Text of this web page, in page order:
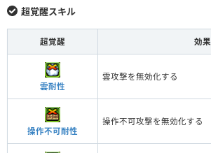
超覚醒スキル
超覚醒 効果
雲耐性
雲攻撃を無効化する
操作不可耐性
操作不可攻撃を無効化する